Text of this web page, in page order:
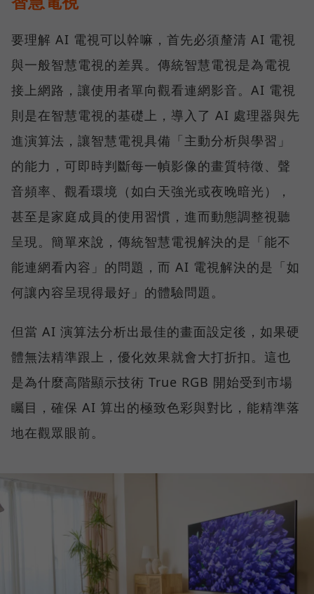
要理解 AI 電視可以幹嘛，首先必須釐清 AI 電視
與一般智慧電視的差異。傳統智慧電視是為電視
接上網路，讓使用者單向觀看連網影音。AI 電視
則是在智慧電視的基礎上，導入了 AI 處理器與先
進演算法，讓智慧電視具備「主動分析與學習」
的能力，可即時判斷每一幀影像的畫質特徵、聲
音頻率、觀看環境（如白天強光或夜晚暗光），
甚至是家庭成員的使用習慣，進而動態調整視聽
呈現。簡單來說，傳統智慧電視解決的是「能不
能連網看內容」的問題，而 AI 電視解決的是「如
何讓內容呈現得最好」的體驗問題。
但當 AI 演算法分析出最佳的畫面設定後，如果硬
體無法精準跟上，優化效果就會大打折扣。這也
是為什麼高階顯示技術 True RGB 開始受到市場
矚目，確保 AI 算出的極致色彩與對比，能精準落
地在觀眾眼前。